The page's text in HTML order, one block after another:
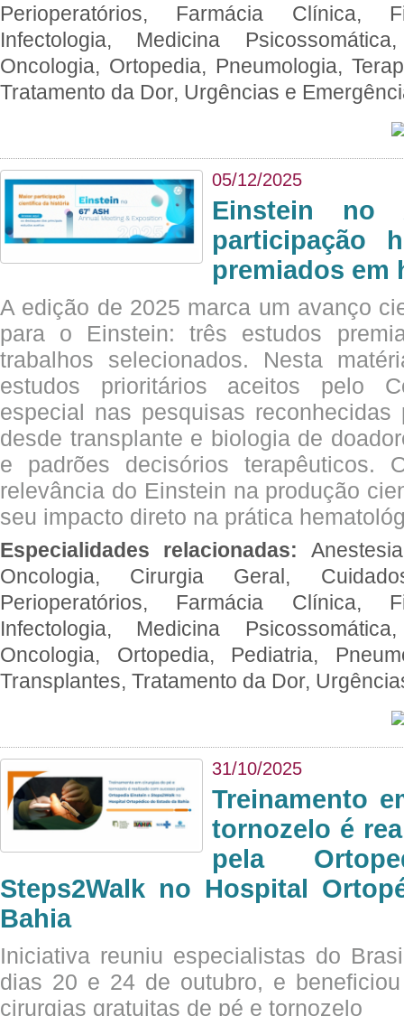
Perioperatórios, Farmácia Clínica,
Infectologia, Medicina
Oncologia, Ortopedia, Pneumologia,
Tratamento da Dor, Urgências e
05/12/2025
Einstein no
participação
premiados em
A edição de 2025 marca um avanço
para o Einstein: três estudos
trabalhos selecionados. Nesta
estudos prioritários aceitos pelo
especial nas pesquisas
desde transplante e biologia de
e padrões decisórios terapêuticos.
relevância do Einstein na produção
seu impacto direto na prática
Especialidades relacionadas:
Oncologia, Cirurgia Geral,
Perioperatórios, Farmácia Clínica,
Infectologia, Medicina
Oncologia, Ortopedia, Pediatria,
Transplantes, Tratamento da Dor,
31/10/2025
Treinamento
tornozelo é
pela
Steps2Walk no Hospital
Bahia
Iniciativa reuniu especialistas do
dias 20 e 24 de outubro, e
cirurgias gratuitas de pé e tornozelo